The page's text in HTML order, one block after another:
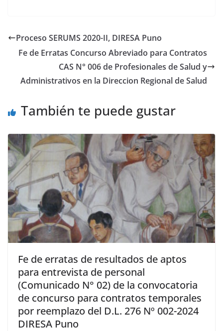
Proceso SERUMS 2020-II, DIRESA Puno
Fe de Erratas Concurso Abreviado para Contratos
CAS N° 006 de Profesionales de Salud y
Administrativos en la Direccion Regional de Salud
También te puede gustar
Fe de erratas de resultados de aptos
para entrevista de personal
(Comunicado N° 02) de la convocatoria
de concurso para contratos temporales
por reemplazo del D.L. 276 Nº 002-2024
DIRESA Puno